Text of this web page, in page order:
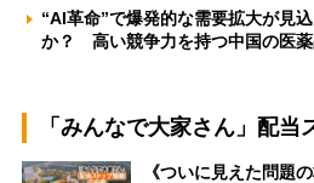
“AI革命”で爆発的な需要拡大が見
か？ 高い競争力を持つ中国の医
「みんなで大家さん」配
《ついに見えた問題